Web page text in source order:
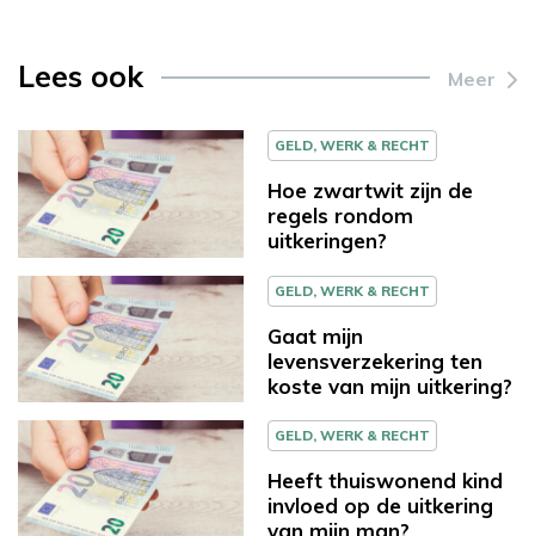
Lees ook Meer
GELD, WERK & RECHT
Hoe zwartwit zijn de
regels rondom
uitkeringen?
GELD, WERK & RECHT
Gaat mijn
levensverzekering ten
koste van mijn uitkering?
GELD, WERK & RECHT
Heeft thuiswonend kind
invloed op de uitkering
van mijn man?